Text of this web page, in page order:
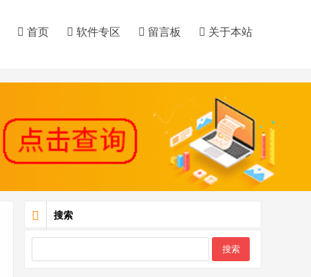
首页 软件专区 留言板 关于本站
搜索